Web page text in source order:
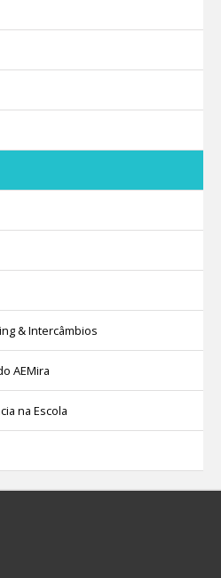
& Intercâmbios
AEMira
na Escola